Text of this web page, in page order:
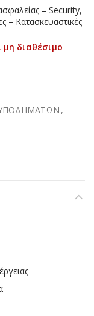
– Security,
– Κατασκευαστικές
μη διαθέσιμο
ΥΠΟΔΗΜΑΤΩΝ ,